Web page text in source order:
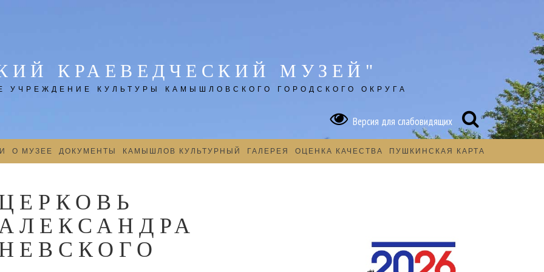
КРАЕВЕДЧЕСКИЙ МУЗЕЙ"
КУЛЬТУРЫ КАМЫШЛОВСКОГО ГОРОДСКОГО ОКРУГА
Версия для слабовидящих
О МУЗЕЕ ДОКУМЕНТЫ КАМЫШЛОВ КУЛЬТУРНЫЙ ГАЛЕРЕЯ ОЦЕНКА КАЧЕСТВА ПУШКИНСКАЯ КАРТА